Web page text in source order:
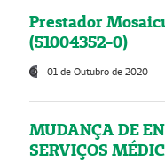
Prestador
(51004352-0)
01 de Outubro de 2020
MUDANÇA DE
SERVIÇOS